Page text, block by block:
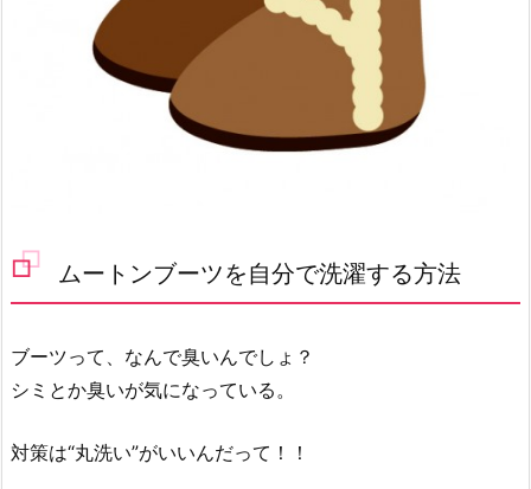
ムートンブーツを自分で洗濯する方法
ブーツって、なんで臭いんでしょ？
シミとか臭いが気になっている。
対策は“丸洗い”がいいんだって！！